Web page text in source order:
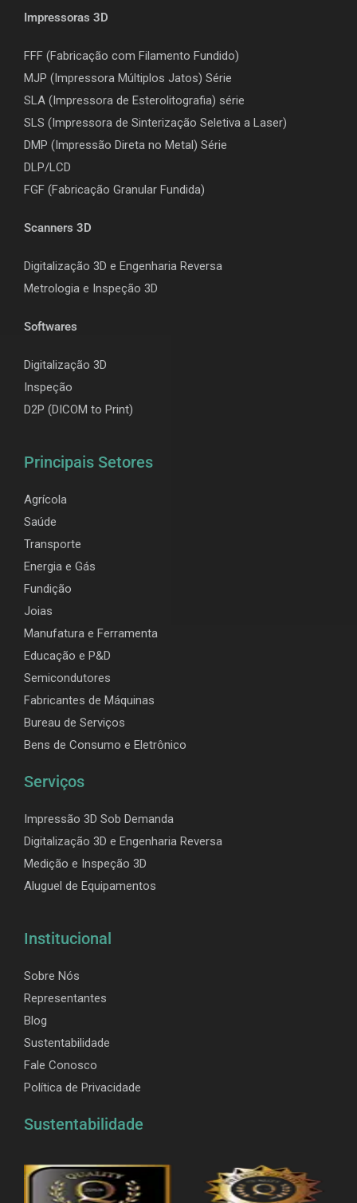
Impressoras 3D
FFF (Fabricação com Filamento Fundido)
MJP (Impressora Múltiplos Jatos) Série
SLA (Impressora de Esterolitografia) série
SLS (Impressora de Sinterização Seletiva a Laser)
DMP (Impressão Direta no Metal) Série
DLP/LCD
FGF (Fabricação Granular Fundida)
Scanners 3D
Digitalização 3D e Engenharia Reversa
Metrologia e Inspeção 3D
Softwares
Digitalização 3D
Inspeção
D2P (DICOM to Print)
Principais Setores
Agrícola
Saúde
Transporte
Energia e Gás
Fundição
Joias
Manufatura e Ferramenta
Educação e P&D
Semicondutores
Fabricantes de Máquinas
Bureau de Serviços
Bens de Consumo e Eletrônico
Serviços
Impressão 3D Sob Demanda
Digitalização 3D e Engenharia Reversa
Medição e Inspeção 3D
Aluguel de Equipamentos
Institucional
Sobre Nós
Representantes
Blog
Sustentabilidade
Fale Conosco
Política de Privacidade
Sustentabilidade